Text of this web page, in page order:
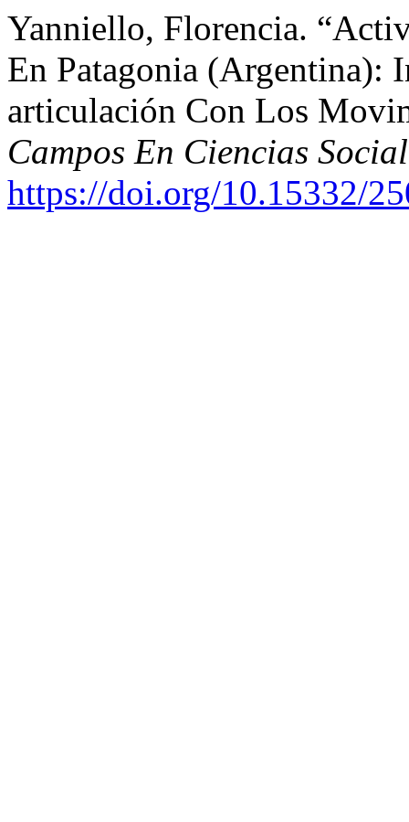
Yanniello, Florencia.
En Patagonia (Argentina):
articulación Con Los
Campos En Ciencias
https://doi.org/10.15332/